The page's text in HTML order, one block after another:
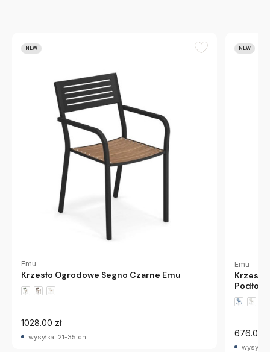
NEW
Emu
Krzesło Ogrodowe Segno Czarne Emu
1028.00 zł
wysyłka: 21-35 dni
NEW
Emu
676.00